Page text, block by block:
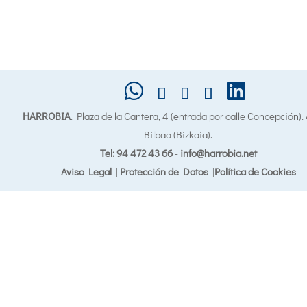
HARROBIA. Plaza de la Cantera, 4 (entrada por calle
Bilbao (Bizkaia).
Tel: 94 472 43 66- info@harrobia.net
Aviso Legal| Protección de Datos|Política de Cookies